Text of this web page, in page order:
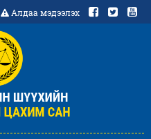
Алдаа мэдээлэх